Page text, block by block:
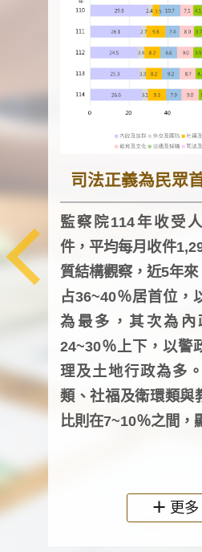
司法正義為民眾
監察院114年收受
件，平均每月收件
質結構觀察，近5年
占36~40％居首位，
為最多，其次為內
24~30％上下，以警
理及土地行政為多
類、社福及衛環類與
比則在7~10％之間，
更多